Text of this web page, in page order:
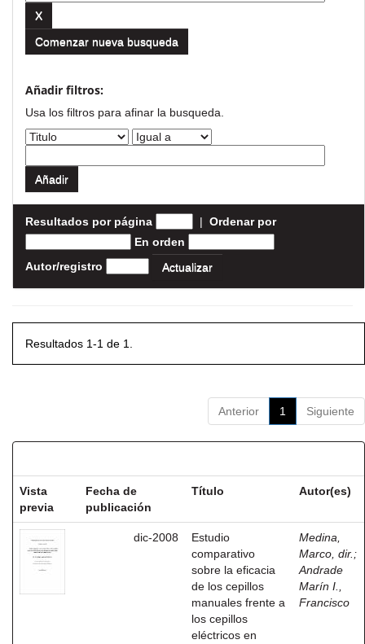
Comenzar nueva busqueda
Añadir filtros:
Usa los filtros para afinar la busqueda.
Resultados por página | Ordenar por
En orden
Autor/registro
Resultados 1-1 de 1.
Anterior 1 Siguiente
Vista
previa
Fecha de
publicación
Título Autor(es)
dic-2008
Estudio
comparativo
sobre la eficacia
de los cepillos
manuales frente a
los cepillos
eléctricos en
Medina,
Marco, dir. ;
Andrade
Marín I.,
Francisco